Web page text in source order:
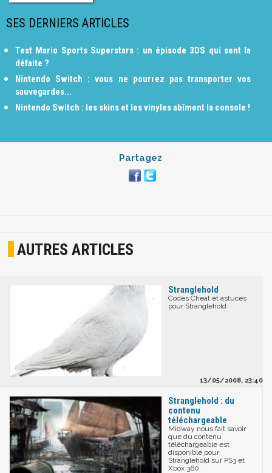
SES DERNIERS ARTICLES
Test Mario Sports Superstars : un épisode 3DS qui sent la
défaite ?
Nintendo Switch : vous ne pourrez pas transporter vos
sauvegardes...
Nintendo Switch : les skins et les vinyles abîment la console !
Partagez
AUTRES ARTICLES
Stranglehold
Codes Cheat et astuces
pour Stranglehold
13/05/2008, 23:40
Stranglehold : du
contenu
téléchargeable
Midway nous fait savoir
que du contenu
téléchargeable est
disponible pour
Stranglehold sur PS3 et
Xbox 360.